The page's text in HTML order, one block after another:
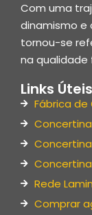
Com uma
dinamismo e
tornou-se
na qualidade
Links Úteis
Fábrica
Concertina
Rede
Comprar